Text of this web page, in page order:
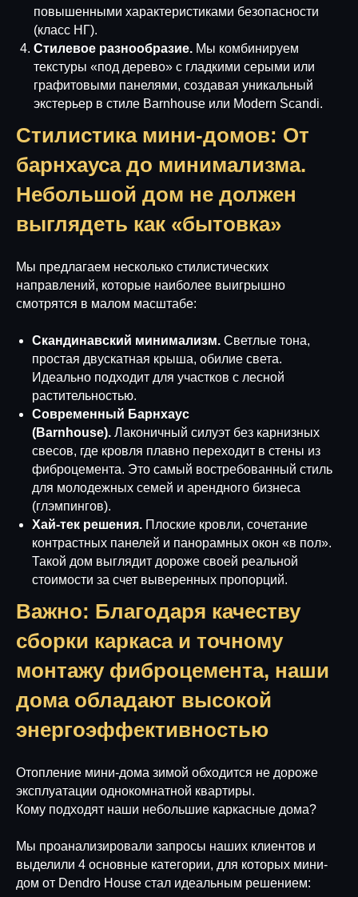
повышенными характеристиками безопасности
(класс НГ).
Стилевое разнообразие. Мы комбинируем
текстуры «под дерево» с гладкими серыми или
графитовыми панелями, создавая уникальный
экстерьер в стиле Barnhouse или Modern Scandi.
Стилистика мини-домов: От
барнхауса до минимализма.
Небольшой дом не должен
выглядеть как «бытовка»
Мы предлагаем несколько стилистических
направлений, которые наиболее выигрышно
смотрятся в малом масштабе:
Скандинавский минимализм. Светлые тона,
простая двускатная крыша, обилие света.
Идеально подходит для участков с лесной
растительностью.
Современный Барнхаус
(Barnhouse). Лаконичный силуэт без карнизных
свесов, где кровля плавно переходит в стены из
фиброцемента. Это самый востребованный стиль
для молодежных семей и арендного бизнеса
(глэмпингов).
Хай-тек решения. Плоские кровли, сочетание
контрастных панелей и панорамных окон «в пол».
Такой дом выглядит дороже своей реальной
стоимости за счет выверенных пропорций.
Важно: Благодаря качеству
сборки каркаса и точному
монтажу фиброцемента, наши
дома обладают высокой
энергоэффективностью
Отопление мини-дома зимой обходится не дороже
эксплуатации однокомнатной квартиры.
Кому подходят наши небольшие каркасные дома?
Мы проанализировали запросы наших клиентов и
выделили 4 основные категории, для которых мини-
дом от Dendro House стал идеальным решением: